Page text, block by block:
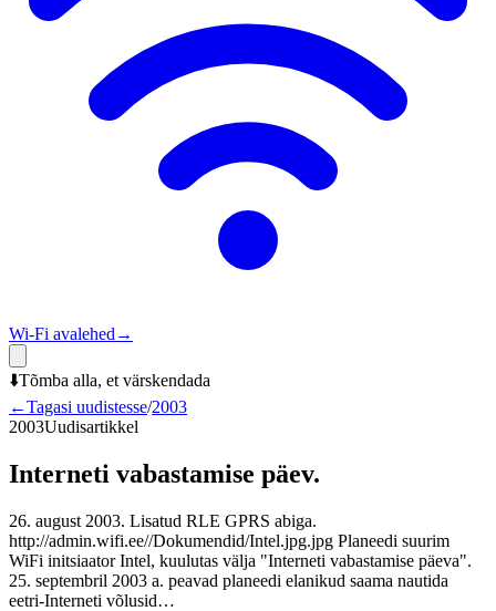
Wi‑Fi avalehed →
⬇️Tõmba alla, et värskendada
←Tagasi uudistesse/2003
2003Uudisartikkel
Interneti vabastamise päev.
26. august 2003. Lisatud RLE GPRS abiga.
http://admin.wifi.ee//Dokumendid/Intel.jpg.jpg Planeedi suurim
WiFi initsiaator Intel, kuulutas välja "Interneti vabastamise päeva".
25. septembril 2003 a. peavad planeedi elanikud saama nautida
eetri-Interneti võlusid…